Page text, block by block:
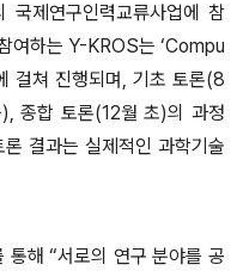
국제연구인력교류사업에 참
여하는 Y-KROS는 ‘Compu
걸쳐 진행되며, 기초 토론(8
종합 토론(12월 초)의 과정
결과는 실제적인 과학기술
통해 “서로의 연구 분야를 공